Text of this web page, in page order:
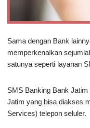
Sama dengan Bank
memperkenalkan
satunya seperti layanan
SMS Banking Bank
Jatim yang bisa diakses
Services) telepon seluler.